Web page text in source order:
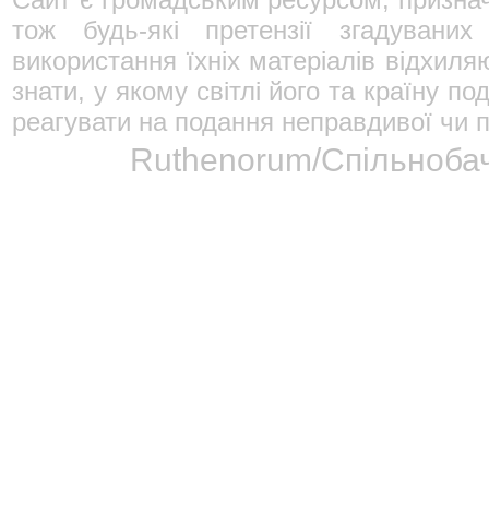
тож будь-які претензії
використання їхніх матеріалів
знати, у якому світлі його та країну
реагувати на подання неправдивої чи
Ruthenorum/